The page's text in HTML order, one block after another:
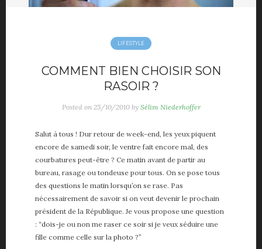
LIFESTYLE
COMMENT BIEN CHOISIR SON
RASOIR ?
Posted on 25/10/2010 by Sélim Niederhoffer
Salut à tous ! Dur retour de week-end, les yeux piquent
encore de samedi soir, le ventre fait encore mal, des
courbatures peut-être ? Ce matin avant de partir au
bureau, rasage ou tondeuse pour tous. On se pose tous
des questions le matin lorsqu’on se rase. Pas
nécessairement de savoir si on veut devenir le prochain
président de la République. Je vous propose une question
: “dois-je ou non me raser ce soir si je veux séduire une
fille comme celle sur la photo ?”